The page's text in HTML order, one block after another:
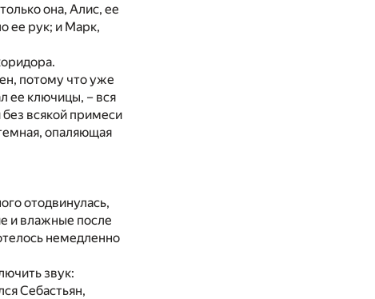
она, Алис, ее
ее рук; и Марк,
потому что уже
ее ключицы, – вся
всякой примеси
опаляющая
отодвинулась,
и влажные после
немедленно
звук:
Себастьян,